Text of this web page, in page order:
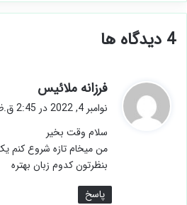
‫4 دیدگاه ها
فرزانه ملائیس
ف
نوامبر 4, 2022 در 2:45 ق.ظ
سلام وقت بخیر
من میخام تازه شروع کنم
بنظرتون کدوم زبان بهتره
پاسخ